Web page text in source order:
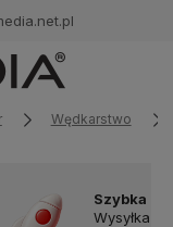
Wędkarstwo
Szybka
Wysyłka w